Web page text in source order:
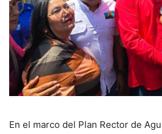
En el marco del Plan Rector de